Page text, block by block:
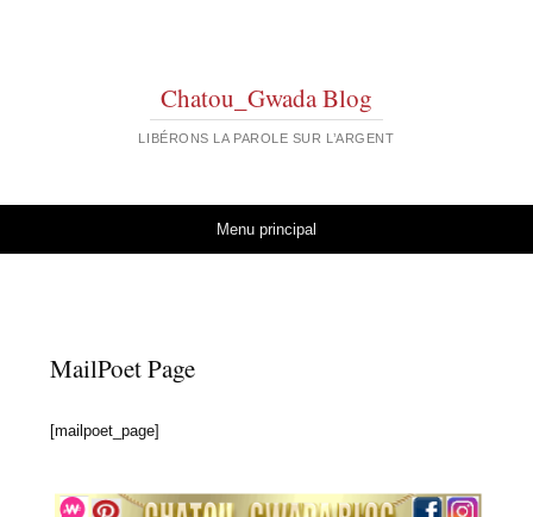
Chatou_Gwada Blog
LIBÉRONS LA PAROLE SUR L’ARGENT
Menu principal
MailPoet Page
[mailpoet_page]